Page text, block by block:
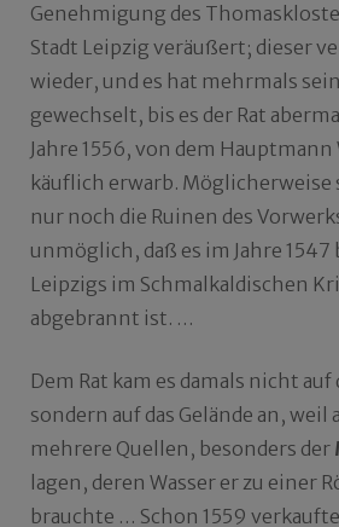
Genehmigung des
Stadt Leipzig veräußert; dieser
wieder, und es hat mehrmals
gewechselt, bis es der Rat
Jahre 1556, von dem
käuflich erwarb. Möglicherweise
nur noch die Ruinen des
unmöglich, daß es im Jahre 1547
Leipzigs im Schmalkaldischen
abgebrannt ist. …
Dem Rat kam es damals nicht auf
sondern auf das Gelände an, weil
mehrere Quellen, besonders der
lagen, deren Wasser er zu einer
brauchte … Schon 1559